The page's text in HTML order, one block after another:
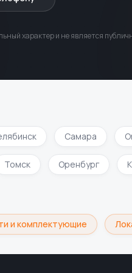
характер и не является
Самара
Томск Оренбург
и комплектующие